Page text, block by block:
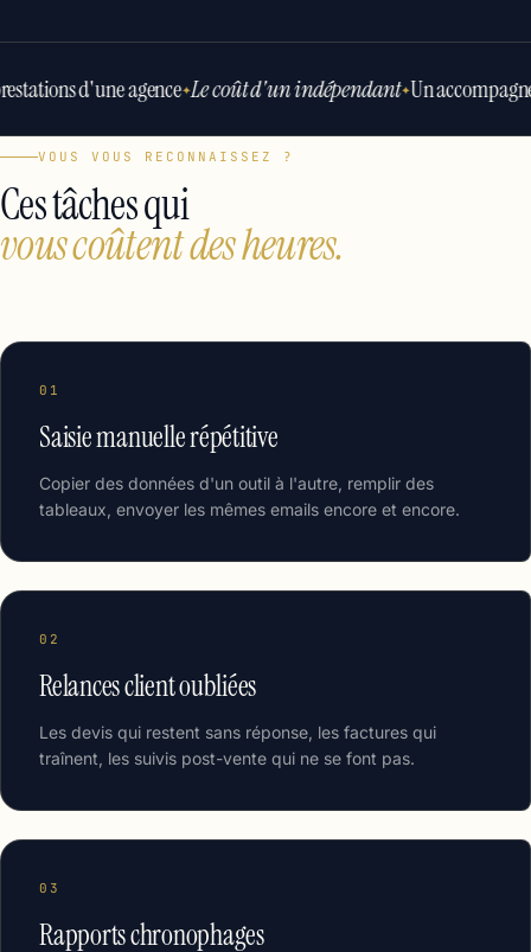
d'une agence✦Le coût d'un indépendant✦Un
VOUS VOUS RECONNAISSEZ ?
Ces tâches qui
vous coûtent des heures.
01
Saisie manuelle répétitive
Copier des données d'un outil à l'autre, remplir des
tableaux, envoyer les mêmes emails encore et encore.
02
Relances client oubliées
Les devis qui restent sans réponse, les factures qui
traînent, les suivis post-vente qui ne se font pas.
03
Rapports chronophages